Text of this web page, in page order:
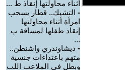
أثناء محاولتها إنقاذ ط ...
- التشيك.. قطار يسحب
امرأة أثناء محاولتها
إنقاذ طفلها لمسافة ب
...
- ديشاوندري واشنطن..
متهم باعتداءات جنسية
وبطل في الملاعب اللب